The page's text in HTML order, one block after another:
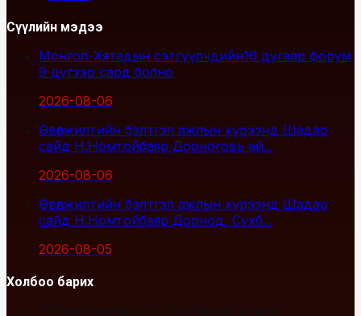
Сүүлийн мэдээ
Монгол-Хятадын сэтгүүлчдийн16 дугаар форум
9 дүгээр сард болно
2026-08-06
Өвөлжилтийн бэлтгэл ажлын хүрээнд Шадар
сайд Н.Номтойбаяр Дорноговь ай...
2026-08-06
Өвөлжилтийн бэлтгэл ажлын хүрээнд Шадар
сайд Н.Номтойбаяр Дорнод, Сүхб...
2026-08-05
Холбоо барих